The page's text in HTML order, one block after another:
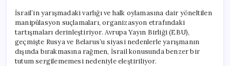
İsrail’in yarışmadaki varlığı ve halk oylamasına dair yöneltilen
manipülasyon suçlamaları, organizasyon etrafındaki
tartışmaları derinleştiriyor. Avrupa Yayın Birliği (EBU),
geçmişte Rusya ve Belarus’u siyasi nedenlerle yarışmanın
dışında bırakmasına rağmen, İsrail konusunda benzer bir
tutum sergilememesi nedeniyle eleştiriliyor.